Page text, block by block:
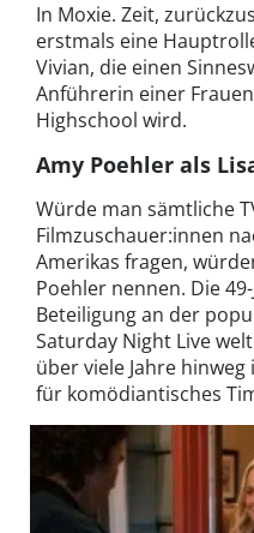
In Moxie. Zeit,
erstmals eine
Vivian, die einen
Anführerin einer
Highschool wird.
Amy Poehler als
Würde man sämtliche
Filmzuschauer:innen
Amerikas fragen,
Poehler nennen. Die
Beteiligung an der
Saturday Night Live
über viele Jahre
für komödiantisches